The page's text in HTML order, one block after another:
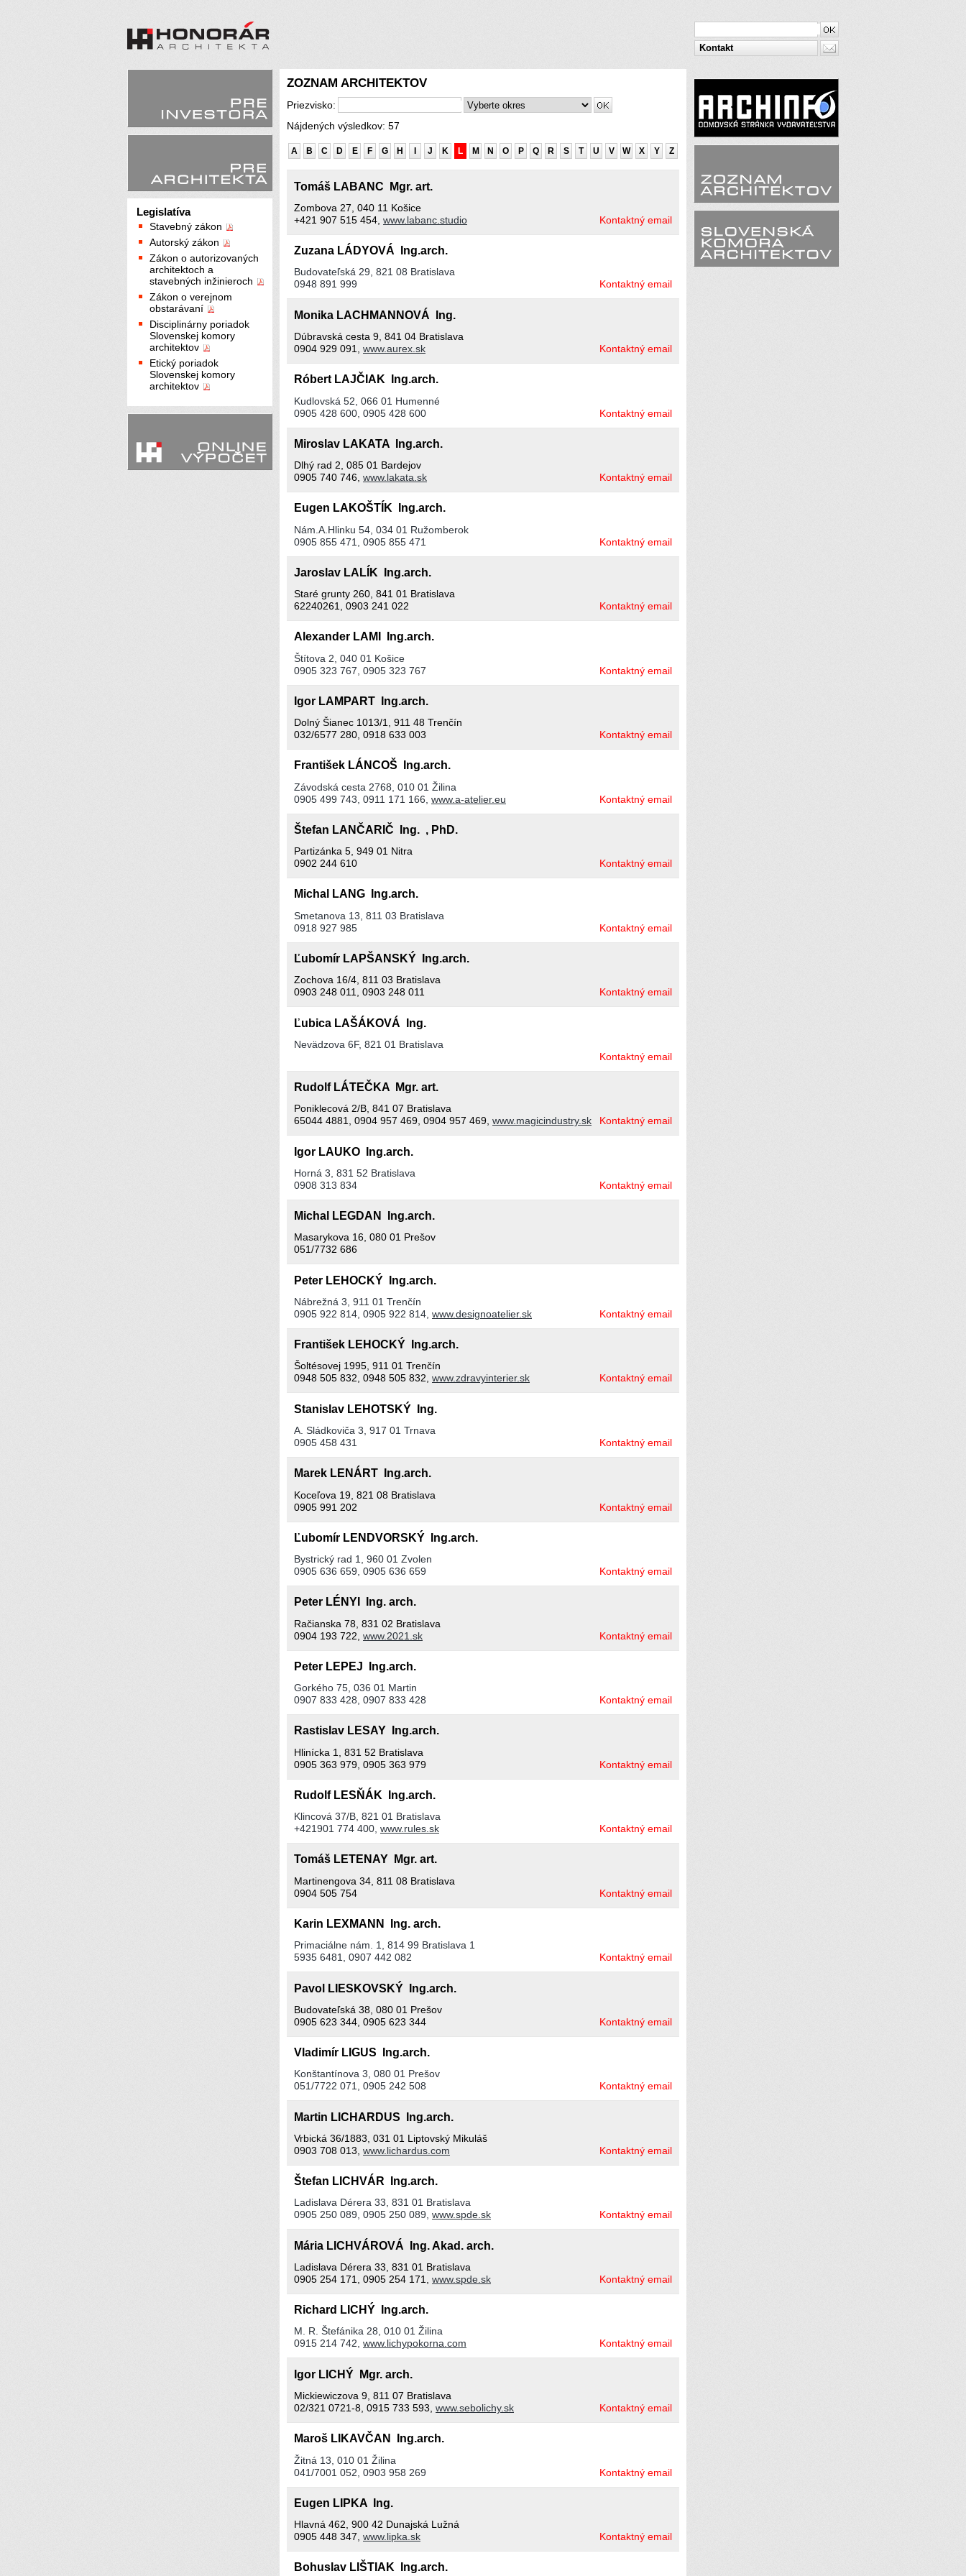
Kontakt
Legislatíva
Stavebný zákon
Autorský zákon
Zákon o autorizovaných
architektoch a
stavebných inžinieroch
Zákon o verejnom
obstarávaní
Disciplinárny poriadok
Slovenskej komory
architektov
Etický poriadok
Slovenskej komory
architektov
ZOZNAM ARCHITEKTOV
Priezvisko:
Nájdených výsledkov: 57
A B C D E F G H J K L M N O P Q R S T U V W X Y Z
Tomáš LABANC Mgr. art.
Zombova 27, 040 11 Košice
+421 907 515 454, www.labanc.studio Kontaktný email
Zuzana LÁDYOVÁ Ing.arch.
Budovateľská 29, 821 08 Bratislava
0948 891 999
Kontaktný email
Monika LACHMANNOVÁ Ing.
Dúbravská cesta 9, 841 04 Bratislava
0904 929 091, www.aurex.sk Kontaktný email
Róbert LAJČIAK Ing.arch.
Kudlovská 52, 066 01 Humenné
0905 428 600, 0905 428 600
Kontaktný email
Miroslav LAKATA Ing.arch.
Dlhý rad 2, 085 01 Bardejov
0905 740 746, www.lakata.sk Kontaktný email
Eugen LAKOŠTÍK Ing.arch.
Nám.A.Hlinku 54, 034 01 Ružomberok
0905 855 471, 0905 855 471
Kontaktný email
Jaroslav LALÍK Ing.arch.
Staré grunty 260, 841 01 Bratislava
62240261, 0903 241 022
Kontaktný email
Alexander LAMI Ing.arch.
Štítova 2, 040 01 Košice
0905 323 767, 0905 323 767
Kontaktný email
Igor LAMPART Ing.arch.
Dolný Šianec 1013/1, 911 48 Trenčín
032/6577 280, 0918 633 003
Kontaktný email
František LÁNCOŠ Ing.arch.
Závodská cesta 2768, 010 01 Žilina
0905 499 743, 0911 171 166, www.a-atelier.eu Kontaktný email
Štefan LANČARIČ Ing. , PhD.
Partizánka 5, 949 01 Nitra
0902 244 610
Kontaktný email
Michal LANG Ing.arch.
Smetanova 13, 811 03 Bratislava
0918 927 985
Kontaktný email
Ľubomír LAPŠANSKÝ Ing.arch.
Zochova 16/4, 811 03 Bratislava
0903 248 011, 0903 248 011
Kontaktný email
Ľubica LAŠÁKOVÁ Ing.
Nevädzova 6F, 821 01 Bratislava
Kontaktný email
Rudolf LÁTEČKA Mgr. art.
Poniklecová 2/B, 841 07 Bratislava
65044 4881, 0904 957 469, 0904 957 469, www.magicindustry.sk Kontaktný email
Igor LAUKO Ing.arch.
Horná 3, 831 52 Bratislava
0908 313 834
Kontaktný email
Michal LEGDAN Ing.arch.
Masarykova 16, 080 01 Prešov
051/7732 686
Peter LEHOCKÝ Ing.arch.
Nábrežná 3, 911 01 Trenčín
0905 922 814, 0905 922 814, www.designoatelier.sk Kontaktný email
František LEHOCKÝ Ing.arch.
Šoltésovej 1995, 911 01 Trenčín
0948 505 832, 0948 505 832, www.zdravyinterier.sk Kontaktný email
Stanislav LEHOTSKÝ Ing.
A. Sládkoviča 3, 917 01 Trnava
0905 458 431
Kontaktný email
Marek LENÁRT Ing.arch.
Koceľova 19, 821 08 Bratislava
0905 991 202
Kontaktný email
Ľubomír LENDVORSKÝ Ing.arch.
Bystrický rad 1, 960 01 Zvolen
0905 636 659, 0905 636 659
Kontaktný email
Peter LÉNYI Ing. arch.
Račianska 78, 831 02 Bratislava
0904 193 722, www.2021.sk Kontaktný email
Peter LEPEJ Ing.arch.
Gorkého 75, 036 01 Martin
0907 833 428, 0907 833 428
Kontaktný email
Rastislav LESAY Ing.arch.
Hlinícka 1, 831 52 Bratislava
0905 363 979, 0905 363 979
Kontaktný email
Rudolf LESŇÁK Ing.arch.
Klincová 37/B, 821 01 Bratislava
+421901 774 400, www.rules.sk Kontaktný email
Tomáš LETENAY Mgr. art.
Martinengova 34, 811 08 Bratislava
0904 505 754
Kontaktný email
Karin LEXMANN Ing. arch.
Primaciálne nám. 1, 814 99 Bratislava 1
5935 6481, 0907 442 082
Kontaktný email
Pavol LIESKOVSKÝ Ing.arch.
Budovateľská 38, 080 01 Prešov
0905 623 344, 0905 623 344
Kontaktný email
Vladimír LIGUS Ing.arch.
Konštantínova 3, 080 01 Prešov
051/7722 071, 0905 242 508
Kontaktný email
Martin LICHARDUS Ing.arch.
Vrbická 36/1883, 031 01 Liptovský Mikuláš
0903 708 013, www.lichardus.com Kontaktný email
Štefan LICHVÁR Ing.arch.
Ladislava Dérera 33, 831 01 Bratislava
0905 250 089, 0905 250 089, www.spde.sk Kontaktný email
Mária LICHVÁROVÁ Ing. Akad. arch.
Ladislava Dérera 33, 831 01 Bratislava
0905 254 171, 0905 254 171, www.spde.sk Kontaktný email
Richard LICHÝ Ing.arch.
M. R. Štefánika 28, 010 01 Žilina
0915 214 742, www.lichypokorna.com Kontaktný email
Igor LICHÝ Mgr. arch.
Mickiewiczova 9, 811 07 Bratislava
02/321 0721-8, 0915 733 593, www.sebolichy.sk Kontaktný email
Maroš LIKAVČAN Ing.arch.
Žitná 13, 010 01 Žilina
041/7001 052, 0903 958 269
Kontaktný email
Eugen LIPKA Ing.
Hlavná 462, 900 42 Dunajská Lužná
0905 448 347, www.lipka.sk Kontaktný email
Bohuslav LIŠTIAK Ing.arch.